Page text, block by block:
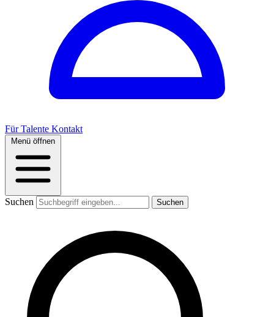
Für Talente Kontakt
Menü öffnen
Suchen Suchen